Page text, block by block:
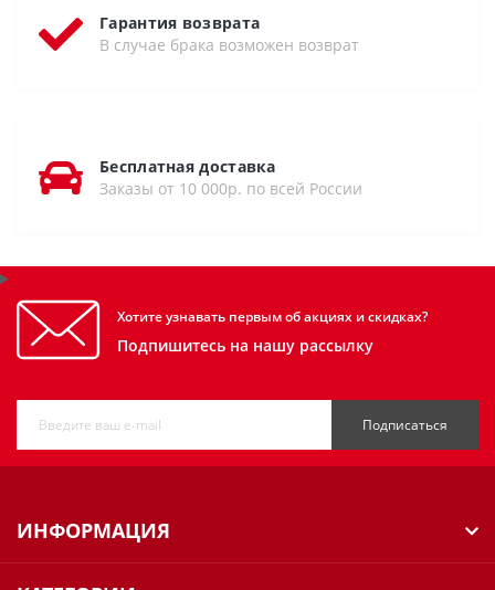
Гарантия возврата
В случае брака возможен возврат
Бесплатная доставка
Заказы от 10 000р. по всей России
Хотите узнавать первым об акциях и скидках?
Подпишитесь на нашу рассылку
Подписаться
ИНФОРМАЦИЯ